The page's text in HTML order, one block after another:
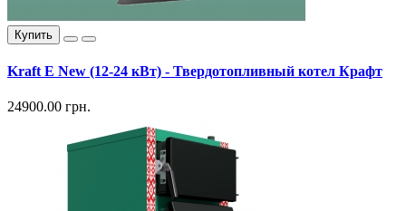
Купить
Kraft E New (12-24 кВт) - Твердотопливный котел Крафт
24900.00 грн.